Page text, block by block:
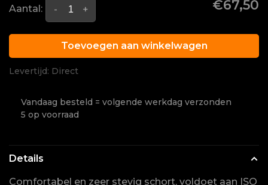
Aantal: +
- €67,50
Toevoegen aan winkelwagen
Levertijd: Direct
Vandaag besteld = volgende werkdag verzonden
5 op voorraad
Details
Comfortabel en zeer stevig schort, voldoet aan ISO